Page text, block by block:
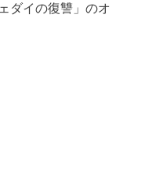
ダイの復讐」のオ